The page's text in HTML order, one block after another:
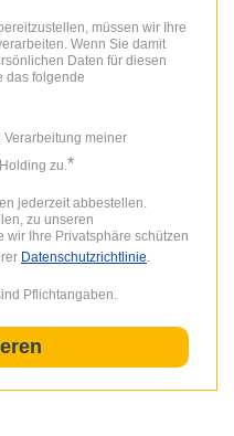
müssen wir Ihre
Wenn Sie damit
Daten für diesen
das folgende
Verarbeitung meiner
zu.*
jederzeit abbestellen.
zu unseren
wir Ihre Privatsphäre schützen
Datenschutzrichtlinie.
Pflichtangaben.